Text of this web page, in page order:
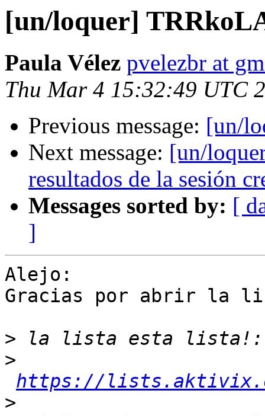
[un/loquer]
Paula Vélez pvelezbr at
Thu Mar 4 15:32:49 UTC
Previous message: [un/
Next message: [un/
resultados de la sesión
Messages sorted by: [
]
Alejo:
Gracias por abrir la
>
>
https://
>